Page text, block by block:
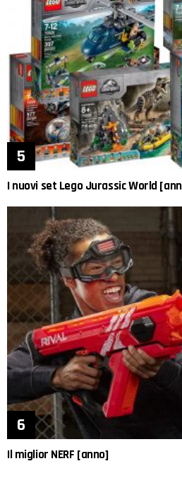
I nuovi set Lego Jurassic World
Il miglior NERF [anno]